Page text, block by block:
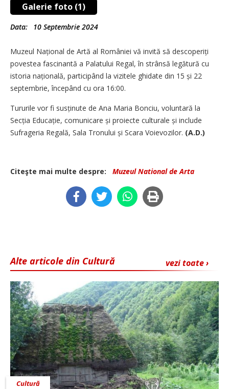
Galerie foto (1)
Data: 10 Septembrie 2024
Muzeul Național de Artă al României vă invită să descoperiți
povestea fascinantă a Palatului Regal, în strânsă legătură cu
istoria națională, participând la vizitele ghidate din 15 și 22
septembrie, începând cu ora 16:00.
Tururile vor fi susținute de Ana Maria Bonciu, voluntară la
Secția Educație, comunicare și proiecte culturale și include
Sufrageria Regală, Sala Tronului și Scara Voievozilor. (A.D.)
Citeşte mai multe despre: Muzeul National de Arta
vezi toate ›
Alte articole din Cultură
Cultură